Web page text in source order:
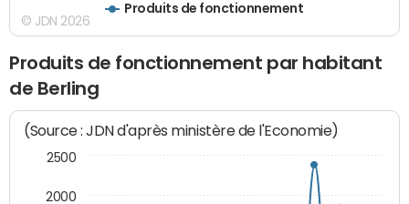
Produits de fonctionnement
© JDN 2026
Produits de fonctionnement par habitant
de Berling
(Source : JDN d'après ministère de l'Economie)
2000
2500